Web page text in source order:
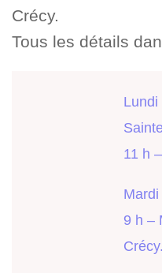
Crécy.
Tous les détails
Lundi
11 h
9 h –
Crécy.